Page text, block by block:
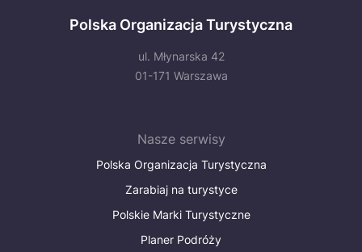
Polska Organizacja Turystyczna
ul. Młynarska 42
01-171 Warszawa
Nasze serwisy
Polska Organizacja Turystyczna
Zarabiaj na turystyce
Polskie Marki Turystyczne
Planer Podróży